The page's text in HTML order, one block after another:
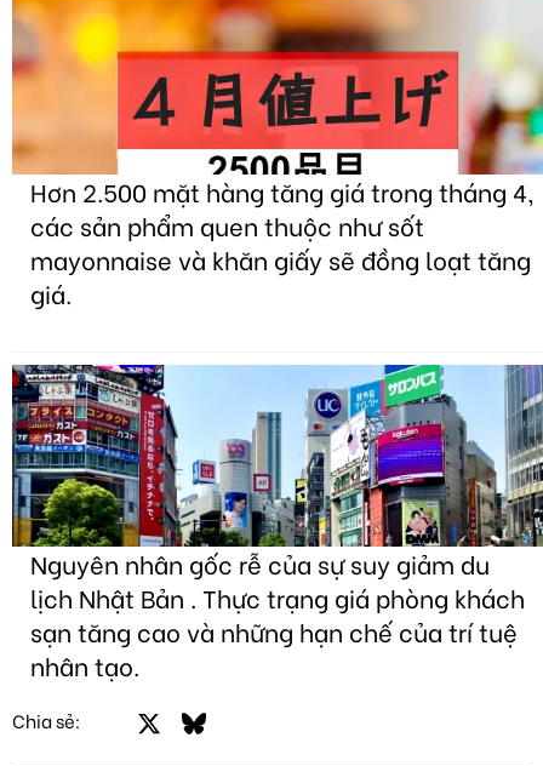
Hơn 2.500 mặt hàng tăng giá trong tháng 4,
các sản phẩm quen thuộc như sốt
mayonnaise và khăn giấy sẽ đồng loạt tăng
giá.
Nguyên nhân gốc rễ của sự suy giảm du
lịch Nhật Bản . Thực trạng giá phòng khách
sạn tăng cao và những hạn chế của trí tuệ
nhân tạo.
Chia sẻ: FacebookBluesky